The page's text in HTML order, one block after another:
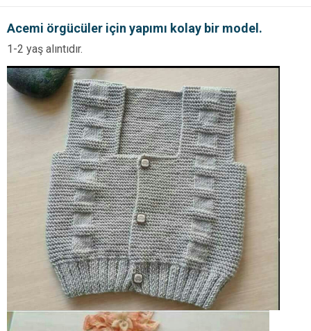
Acemi örgücüler için yapımı kolay bir model.
1-2 yaş alıntıdır.